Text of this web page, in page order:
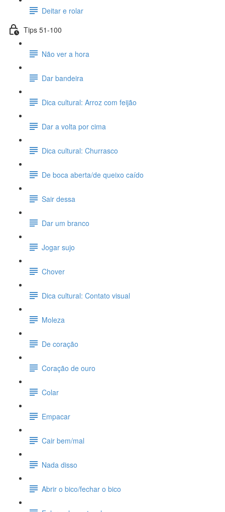
Deitar e rolar
Tips 51-100
Não ver a hora
Dar bandeira
Dica cultural: Arroz com feijão
Dar a volta por cima
Dica cultural: Churrasco
De boca aberta/de queixo caído
Sair dessa
Dar um branco
Jogar sujo
Chover
Dica cultural: Contato visual
Moleza
De coração
Coração de ouro
Colar
Empacar
Cair bem/mal
Nada disso
Abrir o bico/fechar o bico